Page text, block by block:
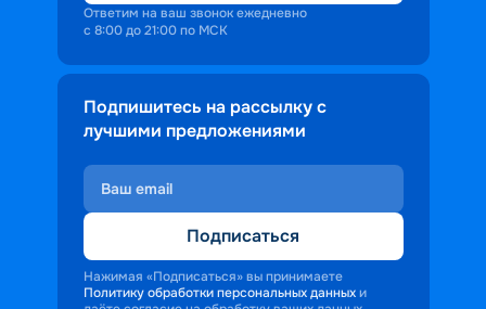
Ответим на ваш звонок ежедневно
с 8:00 до 21:00 по МСК
Подпишитесь на рассылку с
лучшими предложениями
Подписаться
Нажимая «Подписаться» вы принимаете
Политику обработки персональных данных и